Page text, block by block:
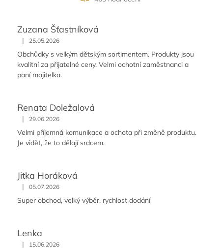
Zuzana Šťastníková
| 25.05.2026
Obchůdky s velkým dětským sortimentem. Produkty jsou
kvalitní za přijatelné ceny. Velmi ochotní zaměstnanci a
paní majitelka.
Renata Doležalová
| 29.06.2026
Velmi příjemná komunikace a ochota při změně produktu.
Je vidět, že to dělají srdcem.
Jitka Horáková
| 05.07.2026
Super obchod, velký výběr, rychlost dodání
Lenka
| 15.06.2026